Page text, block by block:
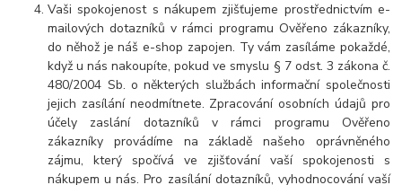
Vaši spokojenost s nákupem zjišťujeme prostřednictvím e-
mailových dotazníků v rámci programu Ověřeno zákazníky,
do něhož je náš e-shop zapojen. Ty vám zasíláme pokaždé,
když u nás nakoupíte, pokud ve smyslu § 7 odst. 3 zákona č.
480/2004 Sb. o některých službách informační společnosti
jejich zasílání neodmítnete. Zpracování osobních údajů pro
účely zaslání dotazníků v rámci programu Ověřeno
zákazníky provádíme na základě našeho oprávněného
zájmu, který spočívá ve zjišťování vaší spokojenosti s
nákupem u nás. Pro zasílání dotazníků, vyhodnocování vaší